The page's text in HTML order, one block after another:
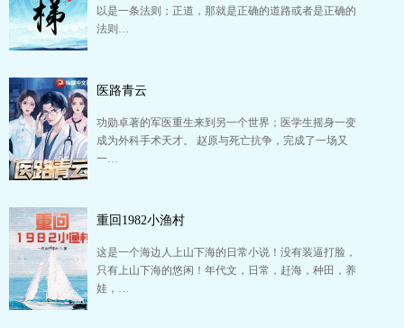
以是一条法则；正道，那就是正确的道路或者是正确的
法则…
医路青云
功勋卓著的军医重生来到另一个世界；医学生摇身一变
成为外科手术天才。 赵原与死亡抗争，完成了一场又
一…
重回1982小渔村
这是一个海边人上山下海的日常小说！没有装逼打脸，
只有上山下海的悠闲！年代文，日常，赶海，种田，养
娃，…